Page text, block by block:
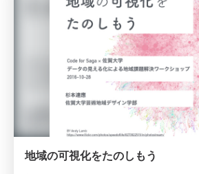
地域の可視化をたのしもう